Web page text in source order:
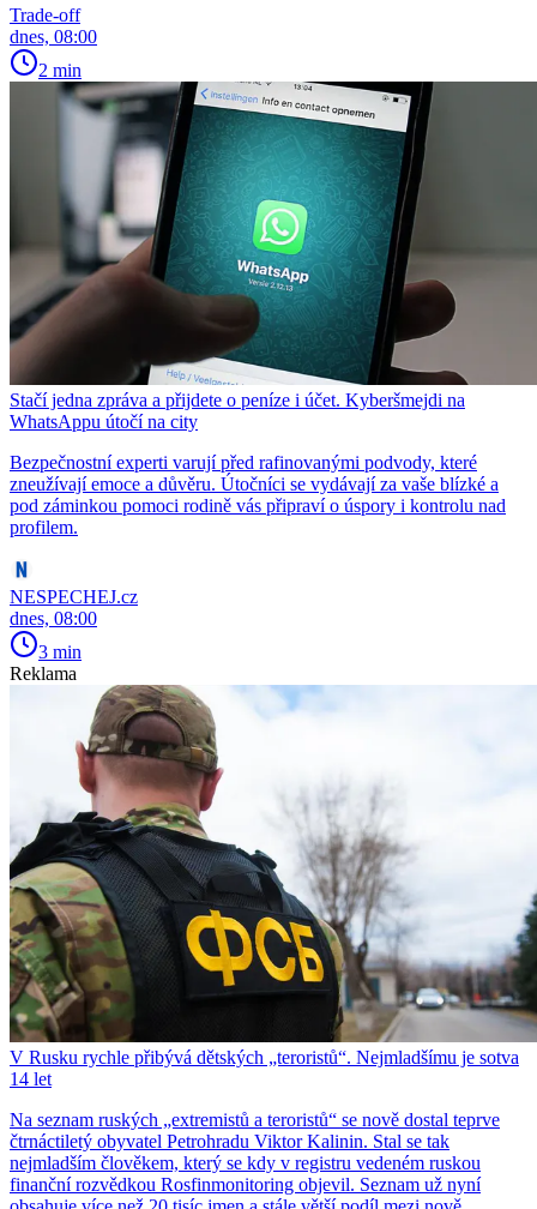
Trade-off
dnes, 08:00
2 min
Stačí jedna zpráva a přijdete o peníze i účet. Kyberšmejdi na
WhatsAppu útočí na city
Bezpečnostní experti varují před rafinovanými podvody, které
zneužívají emoce a důvěru. Útočníci se vydávají za vaše blízké a
pod záminkou pomoci rodině vás připraví o úspory i kontrolu nad
profilem.
NESPECHEJ.cz
dnes, 08:00
3 min
Reklama
V Rusku rychle přibývá dětských „teroristů“. Nejmladšímu je sotva
14 let
Na seznam ruských „extremistů a teroristů“ se nově dostal teprve
čtrnáctiletý obyvatel Petrohradu Viktor Kalinin. Stal se tak
nejmladším člověkem, který se kdy v registru vedeném ruskou
finanční rozvědkou Rosfinmonitoring objevil. Seznam už nyní